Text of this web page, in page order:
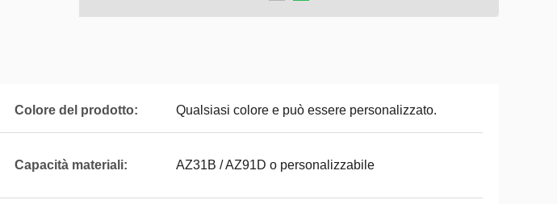
Colore del prodotto: Qualsiasi colore e può essere personalizzato.
Capacità materiali: AZ31B / AZ91D o personalizzabile